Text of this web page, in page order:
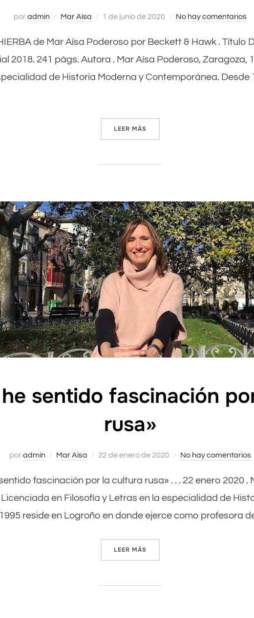
poradmin Mar Aísa
Publicado
1 de junio de 2020 No hay comentarios
de Mar Aísa Poderoso por Beckett & Hawk . Título
2018. 241 págs. Autora . Mar Aísa Poderoso, Zaragoza,
de Historia Moderna y Contemporánea. Desde
LEER MÁS
sentido fascinación
rusa»
poradmin Mar Aísa
Publicado
22 de enero de 2020 No hay comentarios
fascinación por la cultura rusa» . . . 22 enero 2020
en Filosofía y Letras en la especialidad de
reside en Logroño en donde ejerce como profesora
LEER MÁS